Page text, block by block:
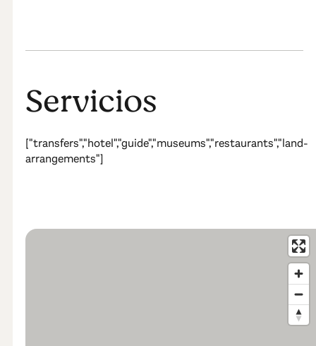
Servicios
["transfers","hotel","guide","museums","restaurants","land-
arrangements"]